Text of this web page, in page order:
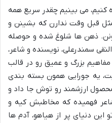
کنیم، می بینیم چقدر سریع همه
قبل وقت ندارن که بشینن و
ذهن ها شلوغ شده و حوصله
سمندرعلی، نویسنده و شاعر،
بزرگ و عمیق رو در قالب
یه جورایی همون بسته بندی
ارزشمند رو توش جا داد و
فهمیده که مخاطبش کیه و
دنیای پر از هیاهو، آدم ها